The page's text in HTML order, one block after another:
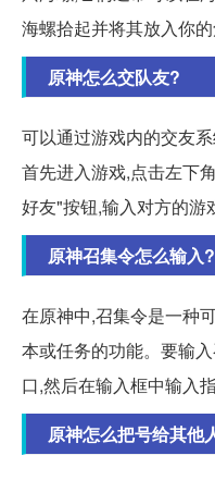
海螺拾起并将其放入你的
原神怎么交队友?
可以通过游戏内的交友
首先进入游戏,点击左下
好友"按钮,输入对方的游
原神召集令怎么输入?
在原神中,召集令是一种
本或任务的功能。要输
口,然后在输入框中输入指
原神怎么把号给其他